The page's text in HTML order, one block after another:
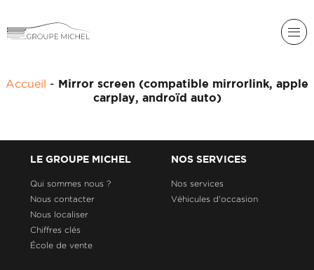
DACIA
LIGIER
PROFESSIONAL
MICHEL
HISTORIQUE
DU
MICHEL
Accueil - Mirror screen (compatible mirrorlink, apple
carplay, androïd auto)
LE GROUPE MICHEL
Qui sommes nous ?
Nous contacter
Nous localiser
Chiffres clés
École de vente
NOS SERVICES
Nos services
Véhicules d'occasion